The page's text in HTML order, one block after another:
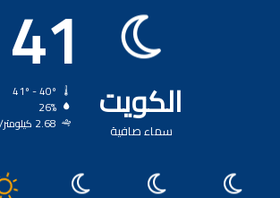
الكويت
سماء صافية
41
26%
2.68 كيلومتر/ساعة